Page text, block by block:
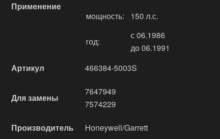
Применение
мощность: 150 л.с.
год:
с 06.1986
до 06.1991
Артикул
466384-5003S
Для замены
7647949
7574229
Производитель Honeywell/Garrett